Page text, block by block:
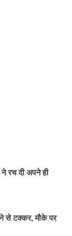
रच दी अपने ही
से टक्कर, मौके पर